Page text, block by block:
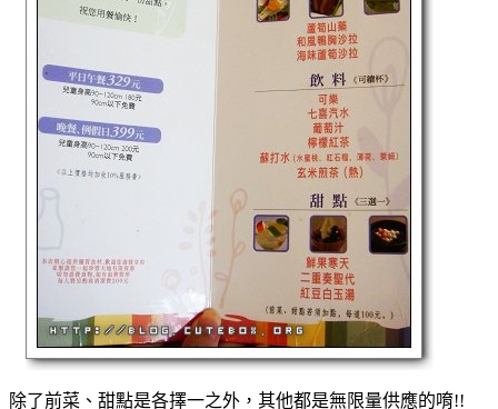
除了前菜、甜點是各擇一之外，其他都是無限量供應的唷!!